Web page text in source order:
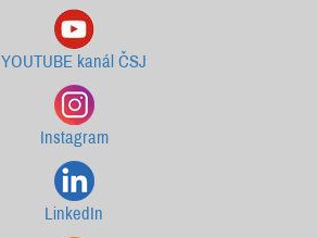
YOUTUBE kanál ČSJ
Instagram
LinkedIn